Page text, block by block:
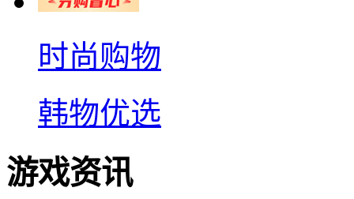
时尚购物
韩物优选
游戏资讯